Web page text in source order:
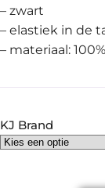
– zwart
– elastiek in de
– materiaal:
KJ Brand